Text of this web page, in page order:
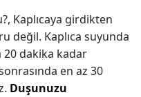
Kaplıcaya girdikten
değil. Kaplıca suyunda
dakika kadar
en az 30
Duşunuzu